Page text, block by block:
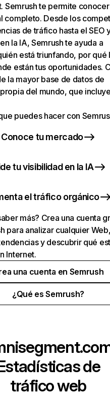
Semrush te permite
completo. Desde los
de tráfico hasta el SEO
la IA, Semrush te ayuda a
está triunfando, por qué
están tus oportunidades.
la mayor base de datos de
del mundo, que
puedes hacer con
Conoce tu mercado
tu visibilidad en la IA
el tráfico orgánico
más? Crea una cuenta
para analizar cualquier
y descubrir qué
Internet.
una cuenta en Semrush
¿Qué es Semrush?
de
tráfico web